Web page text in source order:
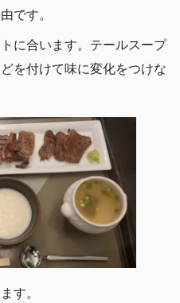
です。
に合います。テールスープ
を付けて味に変化をつけな
す。